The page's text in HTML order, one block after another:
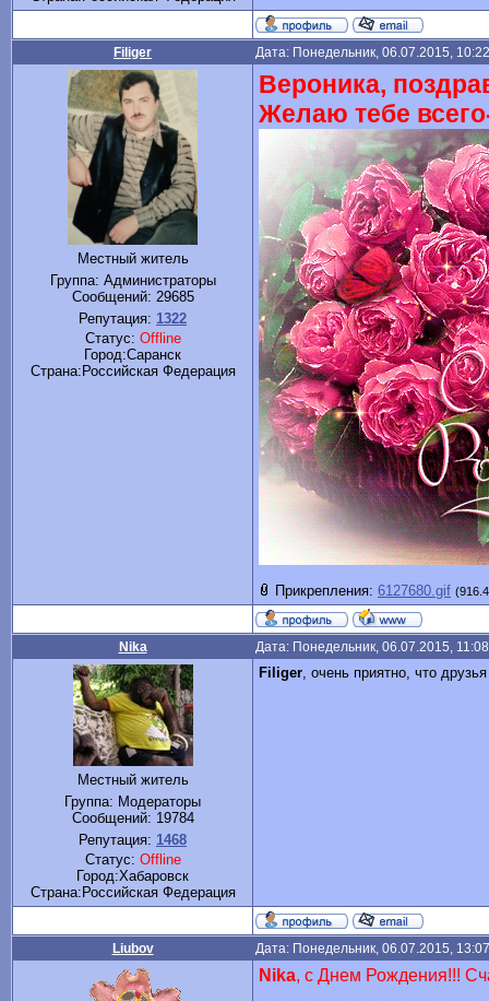
Filiger Дата: Понедельник, 06.07.2015,
Местный житель
Группа: Администраторы
Сообщений: 29685
Репутация: 1322
Статус: Offline
Город:Саранск
Cтрана:Российская Федерация
Вероника,
Желаю тебе
Прикрепления: 6127680.gif
Nika Дата: Понедельник, 06.07.2015,
Местный житель
Группа: Модераторы
Сообщений: 19784
Репутация: 1468
Статус: Offline
Город:Хабаровск
Cтрана:Российская Федерация
Filiger, очень приятно, что
Liubov Дата: Понедельник, 06.07.2015,
Nika, с Днем Рождения!!!